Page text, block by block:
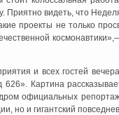
Приятно видеть, что
проекты не только
и всех гостей
626». Картина
официальных
но и гигантский